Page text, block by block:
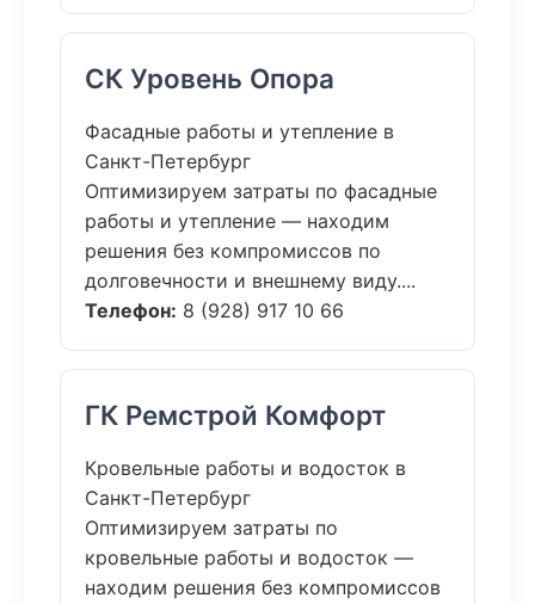
СК Уровень Опора
Фасадные работы и утепление в
Санкт-Петербург
Оптимизируем затраты по фасадные
работы и утепление — находим
решения без компромиссов по
долговечности и внешнему виду....
Телефон: 8 (928) 917 10 66
ГК Ремстрой Комфорт
Кровельные работы и водосток в
Санкт-Петербург
Оптимизируем затраты по
кровельные работы и водосток —
находим решения без компромиссов